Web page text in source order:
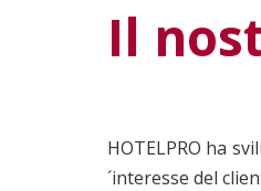
Il
HOTELPRO ha
´interesse del